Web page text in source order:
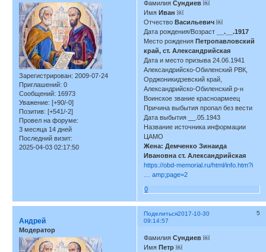
Зарегистрирован: 2009-07-24
Приглашений: 0
Сообщений: 16973
Уважение: [+90/-0]
Позитив: [+541/-2]
Провел на форуме:
3 месяца 14 дней
Последний визит:
2025-04-03 02:17:50
ФамилияСундиев ￼
ИмяИван ￼
ОтчествоВасильевич ￼
Дата рождения/Возраст
__.__.1917
Место рожденияПетропавловский
край, ст. Александрийская
Дата и место призыва 24.06.1941
Александрийско-Обиленский РВК,
Орджоникидзевский край,
Александрийско-Обиленский р-н
Воинское звание красноармеец
Причина выбытия пропал без вести
Дата выбытия __.05.1943
Название источника информации
ЦАМО
Жена: Демченко Зинаида
Ивановна ст. Александрийская
https://obd-memorial.ru/html/info.htm?i
… amp;page=2
0
Поделиться 5
2017-10-30
09:14:57
Андрей
Модератор
ФамилияСундиев ￼
Имя Петр ￼